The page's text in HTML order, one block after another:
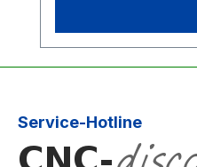
Service-Hotline